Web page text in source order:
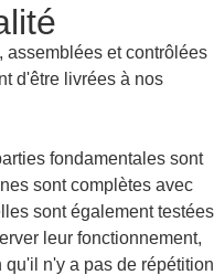
assemblées et contrôlées
d'être livrées à nos
fondamentales sont
sont complètes avec
sont également testées
leur fonctionnement,
n'y a pas de répétition